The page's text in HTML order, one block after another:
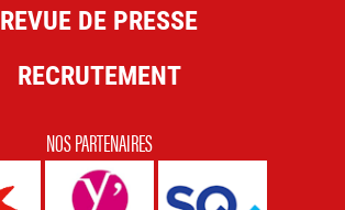
REVUE DE PRESSE
RECRUTEMENT
NOS PARTENAIRES